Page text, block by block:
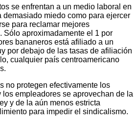
se enfrentan a un medio laboral en
demasiado miedo como para ejercer
para reclamar mejores
Sólo aproximadamente el 1 por
bananeros está afiliado a un
por debajo de las tasas de afiliación
cualquier país centroamericano
no protegen efectivamente los
empleadores se aprovechan de la
y de la aún menos estricta
para impedir el sindicalismo.